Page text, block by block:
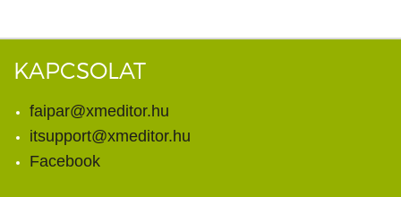
KAPCSOLAT
faipar@xmeditor.hu
itsupport@xmeditor.hu
Facebook